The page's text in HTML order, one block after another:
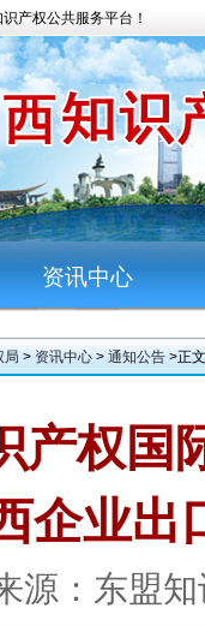
产权公共服务平台！
资讯中心
局 > 资讯中心 > 通知公告 >正文
产权国
企业出
源：东盟